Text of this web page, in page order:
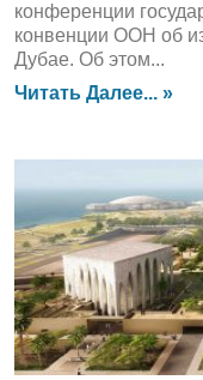
конференции
конвенции ООН об
Дубае. Об этом...
Читать Далее... »
ЛЕНТА